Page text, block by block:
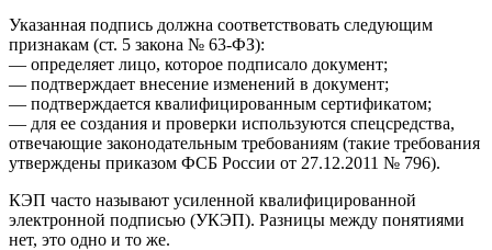
Указанная подпись должна соответствовать следующим
признакам (ст. 5 закона № 63-ФЗ):
— определяет лицо, которое подписало документ;
— подтверждает внесение изменений в документ;
— подтверждается квалифицированным сертификатом;
— для ее создания и проверки используются спецсредства,
отвечающие законодательным требованиям (такие требования
утверждены приказом ФСБ России от 27.12.2011 № 796).
КЭП часто называют усиленной квалифицированной
электронной подписью (УКЭП). Разницы между понятиями
нет, это одно и то же.